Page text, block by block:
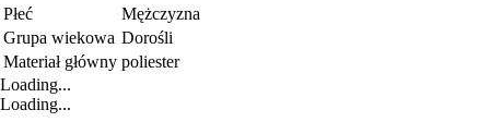
Płeć
Mężczyzna
Grupa wiekowa Dorośli
Materiał główny poliester
Loading...
Loading...